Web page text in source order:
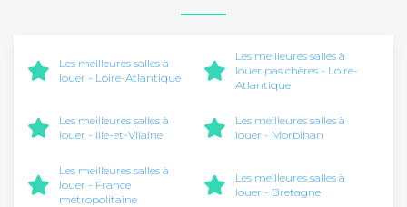
Les meilleures salles à
louer - Loire-Atlantique
Les meilleures salles à
louer pas chères - Loire-
Atlantique
Les meilleures salles à
louer - Ille-et-Vilaine
Les meilleures salles à
louer - Morbihan
Les meilleures salles à
louer - France
métropolitaine
Les meilleures salles à
louer - Bretagne